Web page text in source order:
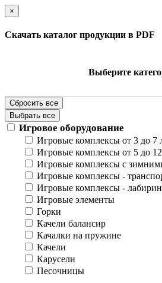
×
Скачать каталог продукции в PDF
Выберите
Сбросить все
Выбрать все
Игровое оборудование
Игровые комплексы от 3 до 7
Игровые комплексы от 5 до
Игровые комплексы с
Игровые комплексы -
Игровые комплексы -
Игровые элементы
Горки
Качели балансир
Качалки на пружине
Качели
Карусели
Песочницы